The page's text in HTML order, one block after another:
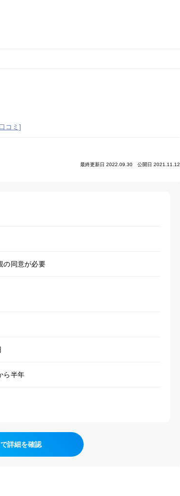
コミ]
最終更新日 2022.09.30 公開日 2021.11.12
の同意が必要
ら半年
詳細を確認